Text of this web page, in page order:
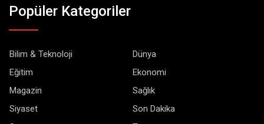
Popüler Kategoriler
Bilim & Teknoloji
Dünya
Eğitim
Ekonomi
Magazin
Sağlık
Siyaset
Son Dakika